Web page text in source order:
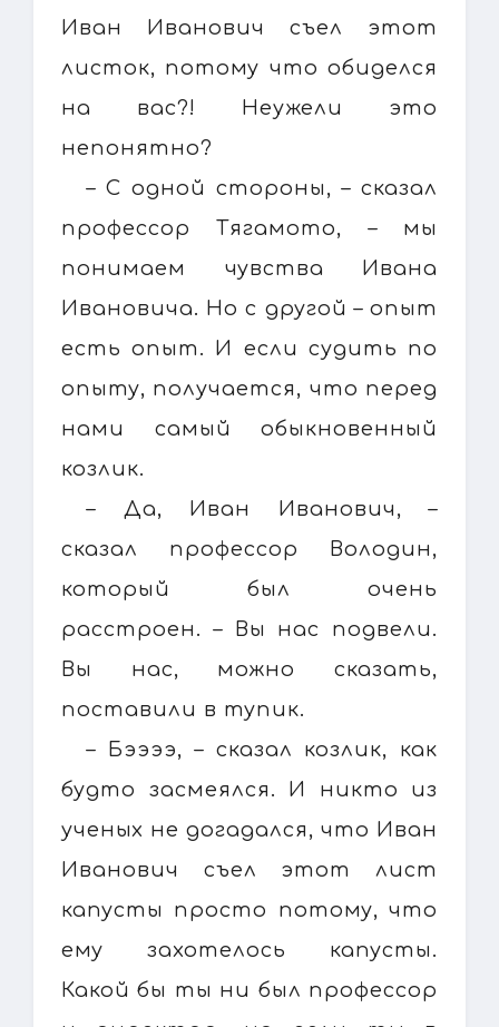
Иван Иванович съел этот
листок, потому что обиделся
на вас?! Неужели это
непонятно?
– С одной стороны, – сказал
профессор Тягамото, – мы
понимаем чувства Ивана
Ивановича. Но с другой – опыт
есть опыт. И если судить по
опыту, получается, что перед
нами самый обыкновенный
козлик.
– Да, Иван Иванович, –
сказал профессор Володин,
который был очень
расстроен. – Вы нас подвели.
Вы нас, можно сказать,
поставили в тупик.
– Бээээ, – сказал козлик, как
будто засмеялся. И никто из
ученых не догадался, что Иван
Иванович съел этот лист
капусты просто потому, что
ему захотелось капусты.
Какой бы ты ни был профессор